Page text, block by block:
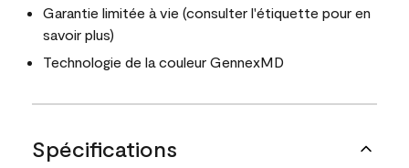
Garantie limitée à vie (consulter l'étiquette pour en
savoir plus)
Technologie de la couleur GennexMD
Spécifications